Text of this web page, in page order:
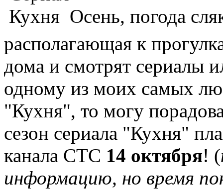
Осень, погода
располагающая к
дома и смотрят сериалы
одному из моих самых
"Кухня", то могу
сезон сериала "Кухня"
канала СТС 14 октября! (
информацию, но время